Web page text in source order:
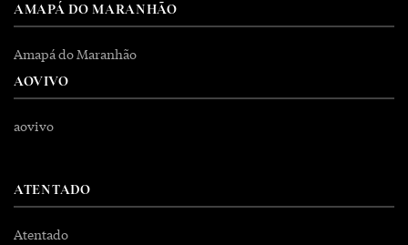
AMAPÁ DO MARANHÃO
Amapá do Maranhão
AOVIVO
aovivo
ATENTADO
Atentado